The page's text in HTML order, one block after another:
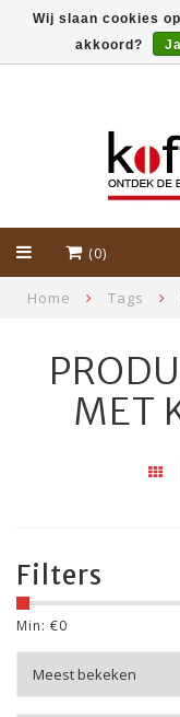
(0)
Home Tags
MET
Filters
Min: €0
Wij slaan cookies
akkoord?
Ja